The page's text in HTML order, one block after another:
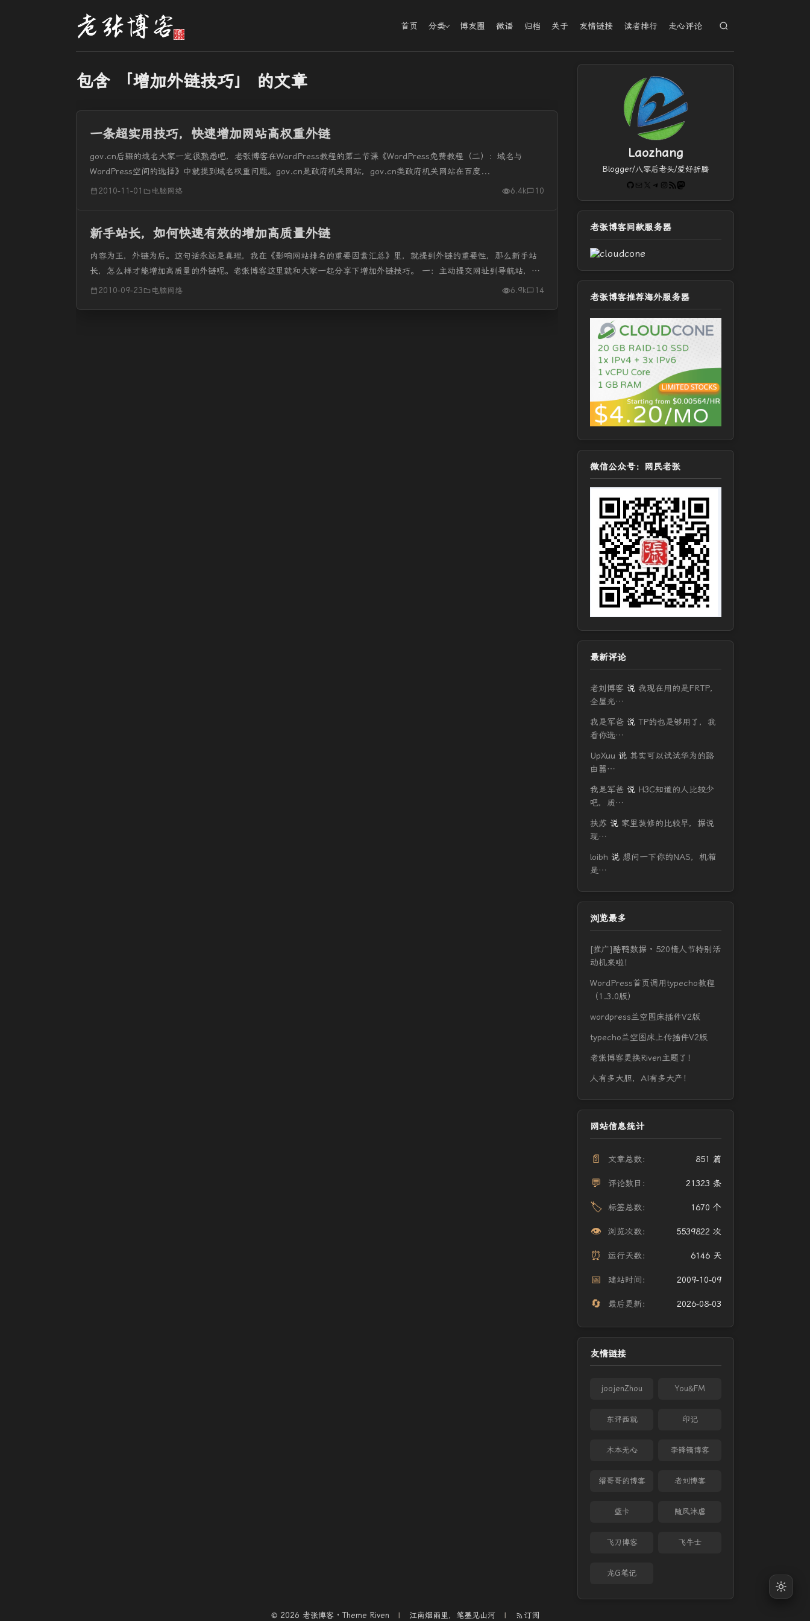
首页 分类 博友圈 微语 归档 关于 友情链接 读者排行 走心评论
包含 「增加外链技巧」 的文章
一条超实用技巧，快速增加网站高权重外链
gov.cn后辍的域名大家一定很熟悉吧，老张博客在WordPress教程的第二节课《WordPress免费教程（二）：域名与
WordPress空间的选择》中就提到域名权重问题。gov.cn是政府机关网站，gov.cn类政府机关网站在百度...
2010-11-01 电脑网络 6.4k 10
新手站长，如何快速有效的增加高质量外链
内容为王，外链为后。这句话永远是真理，我在《影响网站排名的重要因素汇总》里，就提到外链的重要性，那么新手站
长，怎么样才能增加高质量的外链呢。老张博客这里就和大家一起分享下增加外链技巧。 一：主动提交网址到导航站，增
加外链。 一 般情况，...
2010-09-23 电脑网络 6.9k 14
Laozhang
Blogger/八零后老头/爱好折腾
GitHub
电子邮件 X Telegram
Instagram
RSS FeedMastodon
老张博客同款服务器
老张博客推荐海外服务器
微信公众号：网民老张
最新评论
老刘博客 说 我现在用的是FRTP，
全屋光…
我是军爸 说 TP的也是够用了，我
看你选…
UpXuu 说 其实可以试试华为的路
由器…
我是军爸 说 H3C知道的人比较少
吧，质…
扶苏 说 家里装修的比较早，据说
现…
loibh 说 想问一下你的NAS，机箱
是…
浏览最多
[推广]酷鸭数据 · 520情人节特别活
动机来啦！
WordPress首页调用typecho教程
（1.3.0版）
wordpress兰空图床插件V2版
typecho兰空图床上传插件V2版
老张博客更换Riven主题了！
人有多大胆，AI有多大产！
网站信息统计
📄 文章总数： 851 篇
💬 评论数目： 21323 条
🏷️ 标签总数： 1670 个
👁️ 浏览次数： 5539822 次
⏰ 运行天数： 6146 天
📅 建站时间： 2009-10-09
🔄 最后更新： 2026-08-03
友情链接
joojenZhou You&FM
东评西就 印记
木本无心 李锋镝博客
缙哥哥的博客 老刘博客
蓝卡 随风沐虐
飞刀博客 飞牛士
龙G笔记
© 2026 老张博客 · Theme Riven 江南烟雨里，笔墨见山河 订阅